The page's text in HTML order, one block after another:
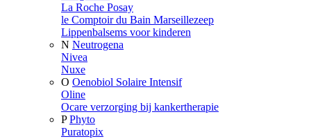
La Roche Posay
le Comptoir du Bain Marseillezeep
Lippenbalsems voor kinderen
N Neutrogena
Nivea
Nuxe
O Oenobiol Solaire Intensif
Oline
Ocare verzorging bij kankertherapie
P Phyto
Puratopix